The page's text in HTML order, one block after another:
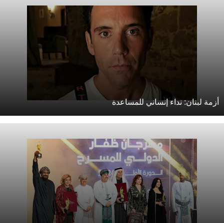
لبنان: نداء إنساني للمساعدة